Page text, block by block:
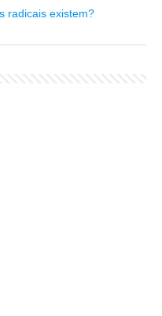
radicais existem?